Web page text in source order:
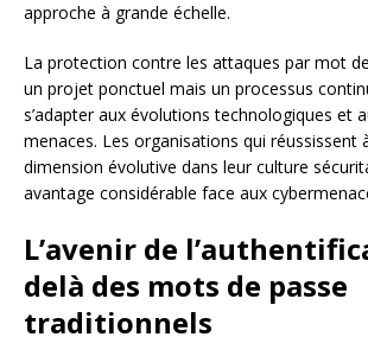
approche à grande échelle.
La protection contre les attaques par mot
un projet ponctuel mais un processus
s’adapter aux évolutions technologiques et
menaces. Les organisations qui réussissent
dimension évolutive dans leur culture
avantage considérable face aux
L’avenir de
delà des mots de passe
traditionnels